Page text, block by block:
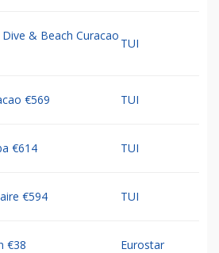
& Beach Curacao
TUI
€569 TUI
€614 TUI
€594 TUI
€38 Eurostar